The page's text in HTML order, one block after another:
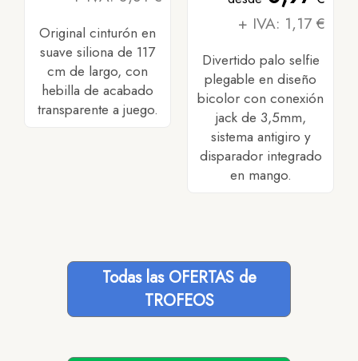
Original cinturón en
suave siliona de 117
cm de largo, con
hebilla de acabado
transparente a juego.
+ IVA: 1,17 €
Divertido palo selfie
plegable en diseño
bicolor con conexión
jack de 3,5mm,
sistema antigiro y
disparador integrado
en mango.
Todas las OFERTAS de
TROFEOS